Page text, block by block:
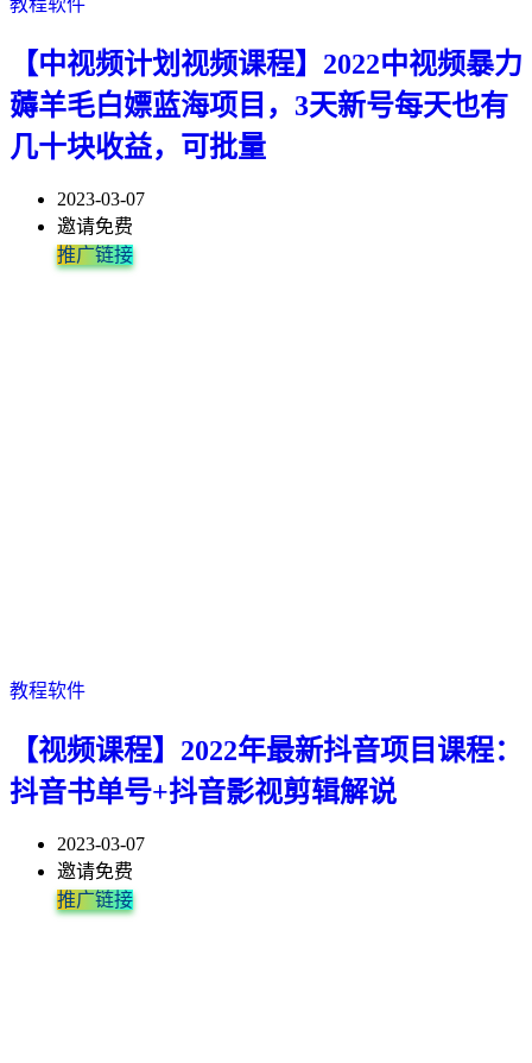
教程软件
【中视频计划视频课程】2022中视频暴力
薅羊毛白嫖蓝海项目，3天新号每天也有
几十块收益，可批量
2023-03-07
邀请免费
推广链接
教程软件
【视频课程】2022年最新抖音项目课程：
抖音书单号+抖音影视剪辑解说
2023-03-07
邀请免费
推广链接